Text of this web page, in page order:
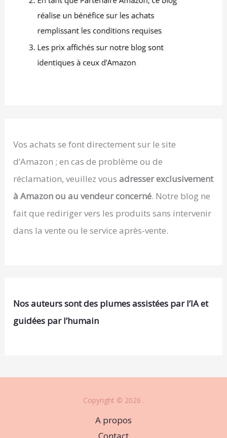
Vos achats se font directement sur le site
d’Amazon ; en cas de problème ou de
réclamation, veuillez vousadresser exclusivement
à Amazon ou au vendeur concerné. Notre blog ne
fait que rediriger vers les produits sans intervenir
dans la vente ou le service après-vente.
Nos auteurs sont des plumes assistées par l’IA et
guidées par l’humain
Copyright © 2026 .
A propos